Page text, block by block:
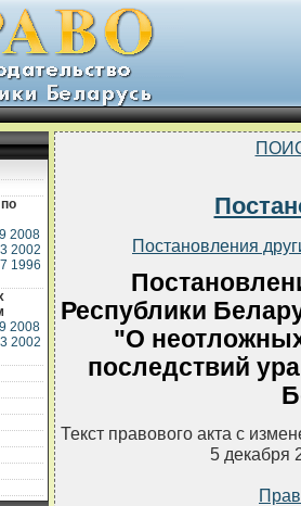
2008
2002
1996
2008
2002
Постановления
Республики
"О
последствий
Текст правового акта с
5 декабря